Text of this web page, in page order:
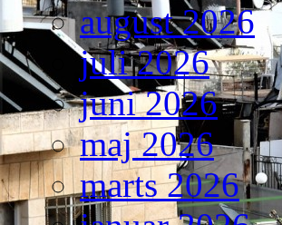
august 2026
juli 2026
juni 2026
maj 2026
marts 2026